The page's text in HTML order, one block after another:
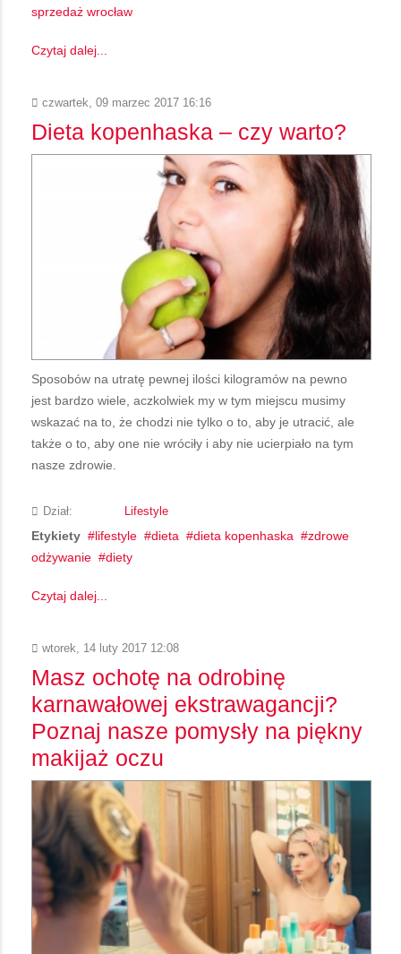
sprzedaż wrocław
Czytaj dalej...
czwartek, 09 marzec 2017 16:16
Dieta kopenhaska – czy warto?
Sposobów na utratę pewnej ilości kilogramów na pewno
jest bardzo wiele, aczkolwiek my w tym miejscu musimy
wskazać na to, że chodzi nie tylko o to, aby je utracić, ale
także o to, aby one nie wróciły i aby nie ucierpiało na tym
nasze zdrowie.
Dział: Lifestyle
Etykiety lifestyle dieta dieta kopenhaska
zdrowe
odżywanie
diety
Czytaj dalej...
wtorek, 14 luty 2017 12:08
Masz ochotę na odrobinę
karnawałowej ekstrawagancji?
Poznaj nasze pomysły na piękny
makijaż oczu